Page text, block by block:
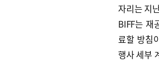
자리는 지
BIFF는 재
료할 방침
행사 세부